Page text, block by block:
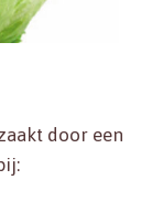
door een